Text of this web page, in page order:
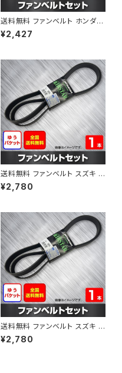
送料無料 ファンベルト ホンダ ラ
イフ 型式JB6 H15.09～H20.1
1 （国内トップメーカー） 1本 HA
¥2,427
送料無料 ファンベルト スズキ ス
ペーシア 型式MK32S H25.03
～H30.02 （国内トップメーカ
¥2,780
送料無料 ファンベルト スズキ ワ
ゴンR 型式MH34S H24.09～
H29.02 （国内トップメーカー）
¥2,780